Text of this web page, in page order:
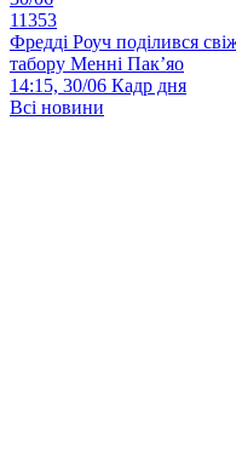
11353
Фредді Роуч поділився
табору Менні Пак’яо
14:15, 30/06 Кадр дня
Всі новини